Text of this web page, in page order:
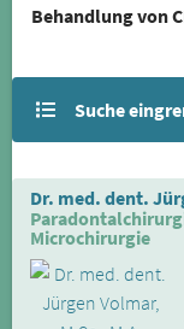
Behandlung von
Suche
Dr. med. dent.
Microchirurgie